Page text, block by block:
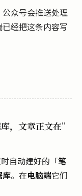
公众号会推送处理
已经把这条内容写
，文章正文在”
自动建好的「笔
库。在电脑端它们